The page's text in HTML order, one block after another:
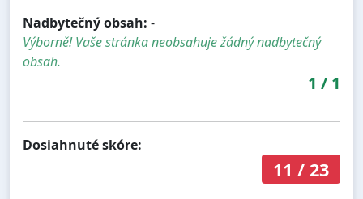
Nadbytečný obsah: -
Výborně! Vaše stránka neobsahuje žádný nadbytečný
obsah.
1 / 1
Dosiahnuté skóre:
11 / 23